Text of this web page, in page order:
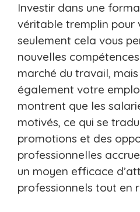
Investir dans une
véritable tremplin pour
seulement cela vous
nouvelles
marché du travail,
également votre
montrent que les
motivés, ce qui se
promotions et des
professionnelles
un moyen efficace
professionnels tout en